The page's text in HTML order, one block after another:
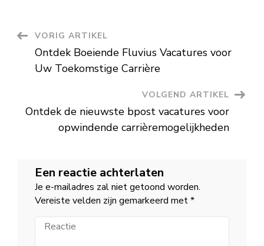
De
Nieuwste
Berichtnavigatie
VORIG ARTIKEL
Ontdek Boeiende Fluvius Vacatures voor
Uw Toekomstige Carrière
VOLGEND ARTIKEL
Ontdek de nieuwste bpost vacatures voor
opwindende carrièremogelijkheden
Een reactie achterlaten
Je e-mailadres zal niet getoond worden.
Vereiste velden zijn gemarkeerd met*
Reactie